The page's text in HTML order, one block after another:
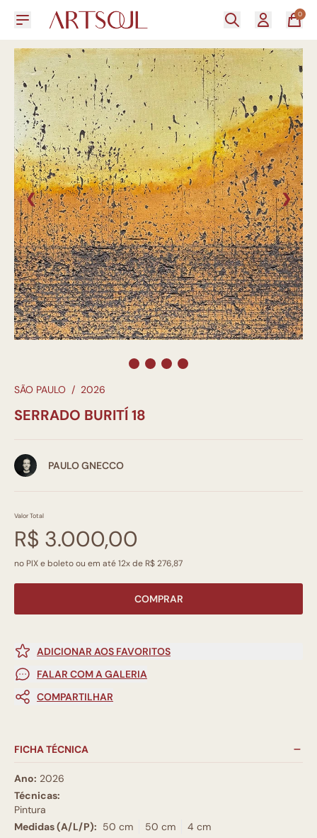
0
❮ ❯
SÃO PAULO / 2026
SERRADO BURITÍ 18
PAULO GNECCO
Valor Total
R$ 3.000,00
no PIX e boleto ou em até 12x de R$ 276,87
COMPRAR
ADICIONAR AOS FAVORITOS
FALAR COM A GALERIA
COMPARTILHAR
FICHA TÉCNICA
Ano: 2026
Técnicas:
Pintura
Medidas (A/L/P): 50 cm 50 cm 4 cm